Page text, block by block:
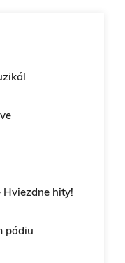
Hviezdne hity!
pódiu